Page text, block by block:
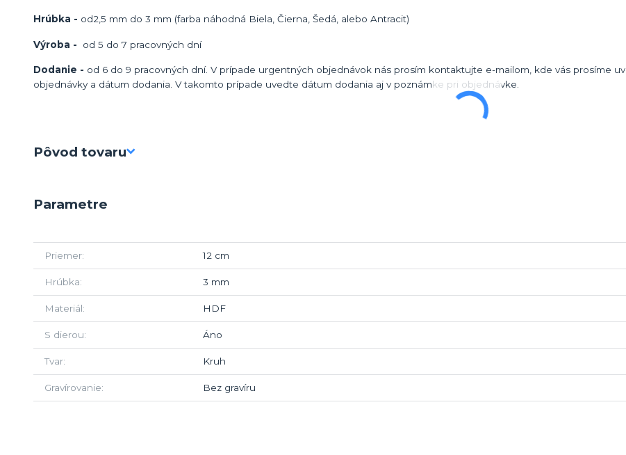
Hrúbka - od2,5 mm do 3 mm (farba náhodná Biela, Čierna, Šedá, alebo Antracit)
Výroba - od 5 do 7 pracovných dní
Dodanie - od 6 do 9 pracovných dní. V prípade urgentných objednávok nás prosím kontaktujte e-mailom, kde vás prosíme
objednávky a dátum dodania. V takomto prípade uvedte dátum dodania aj v poznámke pri objednávke.
Pôvod tovaru
Parametre
Priemer 12 cm
Hrúbka 3 mm
Materiál HDF
S dierou Áno
Tvar Kruh
Gravírovanie Bez gravíru